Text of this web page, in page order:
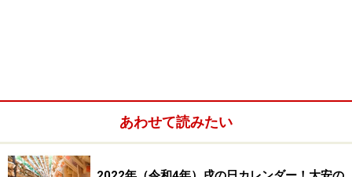
あわせて読みたい